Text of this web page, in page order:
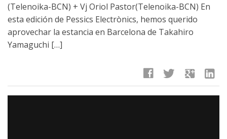
(Telenoika-BCN) + Vj Oriol Pastor(Telenoika-BCN) En
esta edición de Pessics Electrònics, hemos querido
aprovechar la estancia en Barcelona de Takahiro
Yamaguchi […]
facebook twitter google linkedin